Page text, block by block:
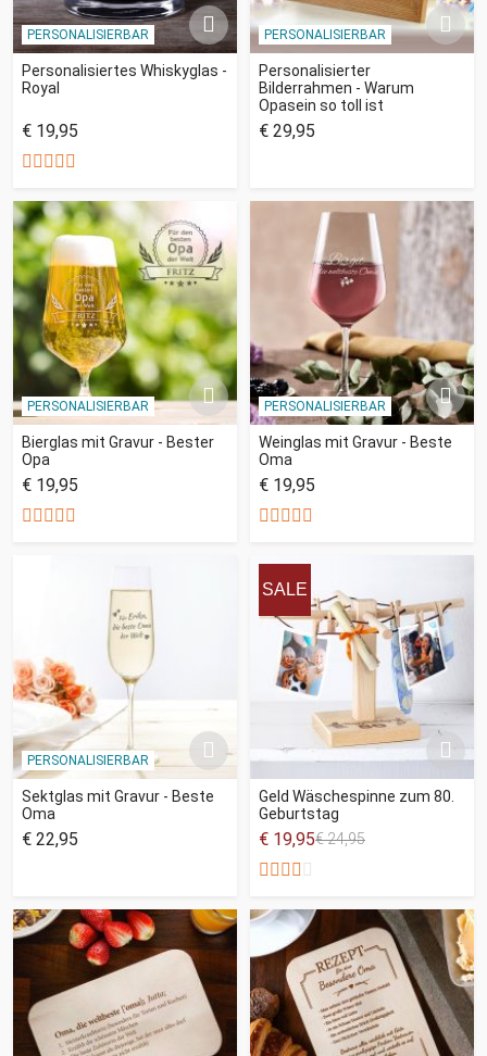
PERSONALISIERBAR
Personalisiertes Whiskyglas -
Royal
€ 19,95
PERSONALISIERBAR
Personalisierter
Bilderrahmen - Warum
Opasein so toll ist
€ 29,95
PERSONALISIERBAR
Bierglas mit Gravur - Bester
Opa
€ 19,95
PERSONALISIERBAR
Weinglas mit Gravur - Beste
Oma
€ 19,95
PERSONALISIERBAR
Sektglas mit Gravur - Beste
Oma
€ 22,95
SALE
Geld Wäschespinne zum 80.
Geburtstag
€ 19,95€ 24,95